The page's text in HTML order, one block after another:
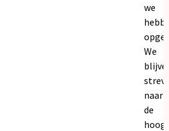
we
We
naar
de